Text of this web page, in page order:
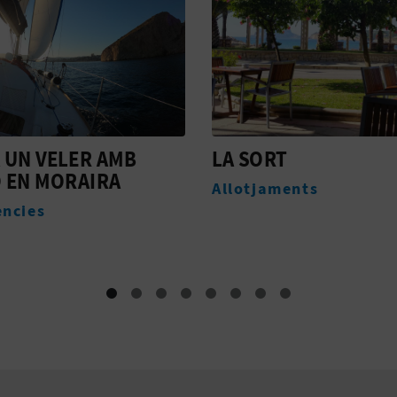
TSUNAMI AVENTURA
Empreses de turisme